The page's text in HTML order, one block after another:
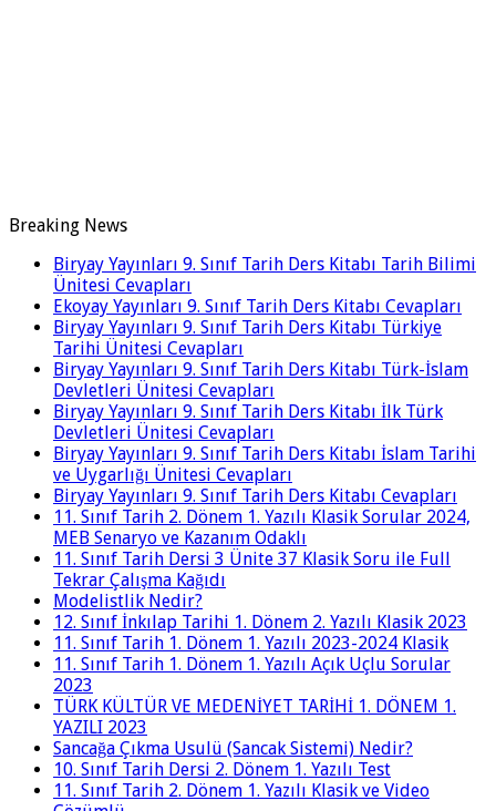
Breaking News
Biryay Yayınları 9. Sınıf Tarih Ders Kitabı Tarih Bilimi
Ünitesi Cevapları
Ekoyay Yayınları 9. Sınıf Tarih Ders Kitabı Cevapları
Biryay Yayınları 9. Sınıf Tarih Ders Kitabı Türkiye
Tarihi Ünitesi Cevapları
Biryay Yayınları 9. Sınıf Tarih Ders Kitabı Türk-İslam
Devletleri Ünitesi Cevapları
Biryay Yayınları 9. Sınıf Tarih Ders Kitabı İlk Türk
Devletleri Ünitesi Cevapları
Biryay Yayınları 9. Sınıf Tarih Ders Kitabı İslam Tarihi
ve Uygarlığı Ünitesi Cevapları
Biryay Yayınları 9. Sınıf Tarih Ders Kitabı Cevapları
11. Sınıf Tarih 2. Dönem 1. Yazılı Klasik Sorular 2024,
MEB Senaryo ve Kazanım Odaklı
11. Sınıf Tarih Dersi 3 Ünite 37 Klasik Soru ile Full
Tekrar Çalışma Kağıdı
Modelistlik Nedir?
12. Sınıf İnkılap Tarihi 1. Dönem 2. Yazılı Klasik 2023
11. Sınıf Tarih 1. Dönem 1. Yazılı 2023-2024 Klasik
11. Sınıf Tarih 1. Dönem 1. Yazılı Açık Uçlu Sorular
2023
TÜRK KÜLTÜR VE MEDENİYET TARİHİ 1. DÖNEM 1.
YAZILI 2023
Sancağa Çıkma Usulü (Sancak Sistemi) Nedir?
10. Sınıf Tarih Dersi 2. Dönem 1. Yazılı Test
11. Sınıf Tarih 2. Dönem 1. Yazılı Klasik ve Video